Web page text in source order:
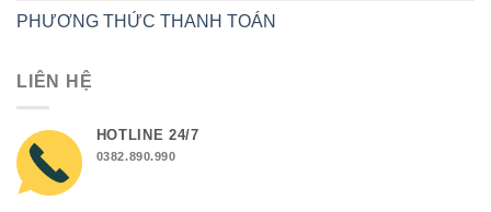
PHƯƠNG THỨC THANH TOÁN
LIÊN HỆ
HOTLINE 24/7
0382.890.990